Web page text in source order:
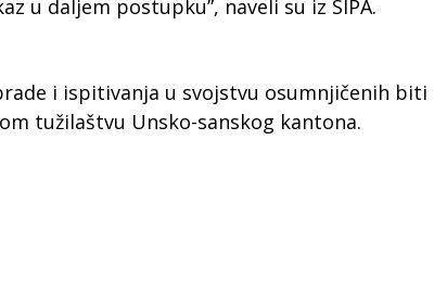
u daljem postupku”, naveli su iz SIPA.
i ispitivanja u svojstvu osumnjičenih biti
tužilaštvu Unsko-sanskog kantona.